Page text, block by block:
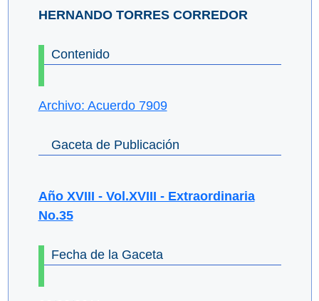
HERNANDO TORRES CORREDOR
Contenido
Archivo: Acuerdo 7909
Gaceta de Publicación
Año XVIII - Vol.XVIII - Extraordinaria
No.35
Fecha de la Gaceta